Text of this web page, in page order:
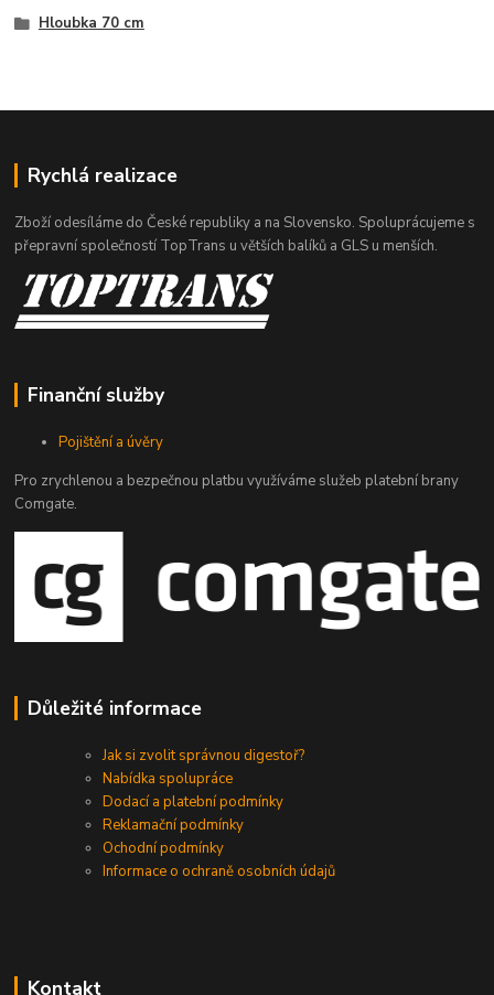
Hloubka 70 cm
Rychlá realizace
Zboží odesíláme do České republiky a na Slovensko. Spoluprácujeme s
přepravní společností TopTrans u větších balíků a GLS u menších.
Finanční služby
Pojištění a úvěry
Pro zrychlenou a bezpečnou platbu využíváme služeb platební brany
Comgate.
Důležité informace
Jak si zvolit správnou digestoř?
Nabídka spolupráce
Dodací a platební podmínky
Reklamační podmínky
Ochodní podmínky
Informace o ochraně osobních údajů
Kontakt